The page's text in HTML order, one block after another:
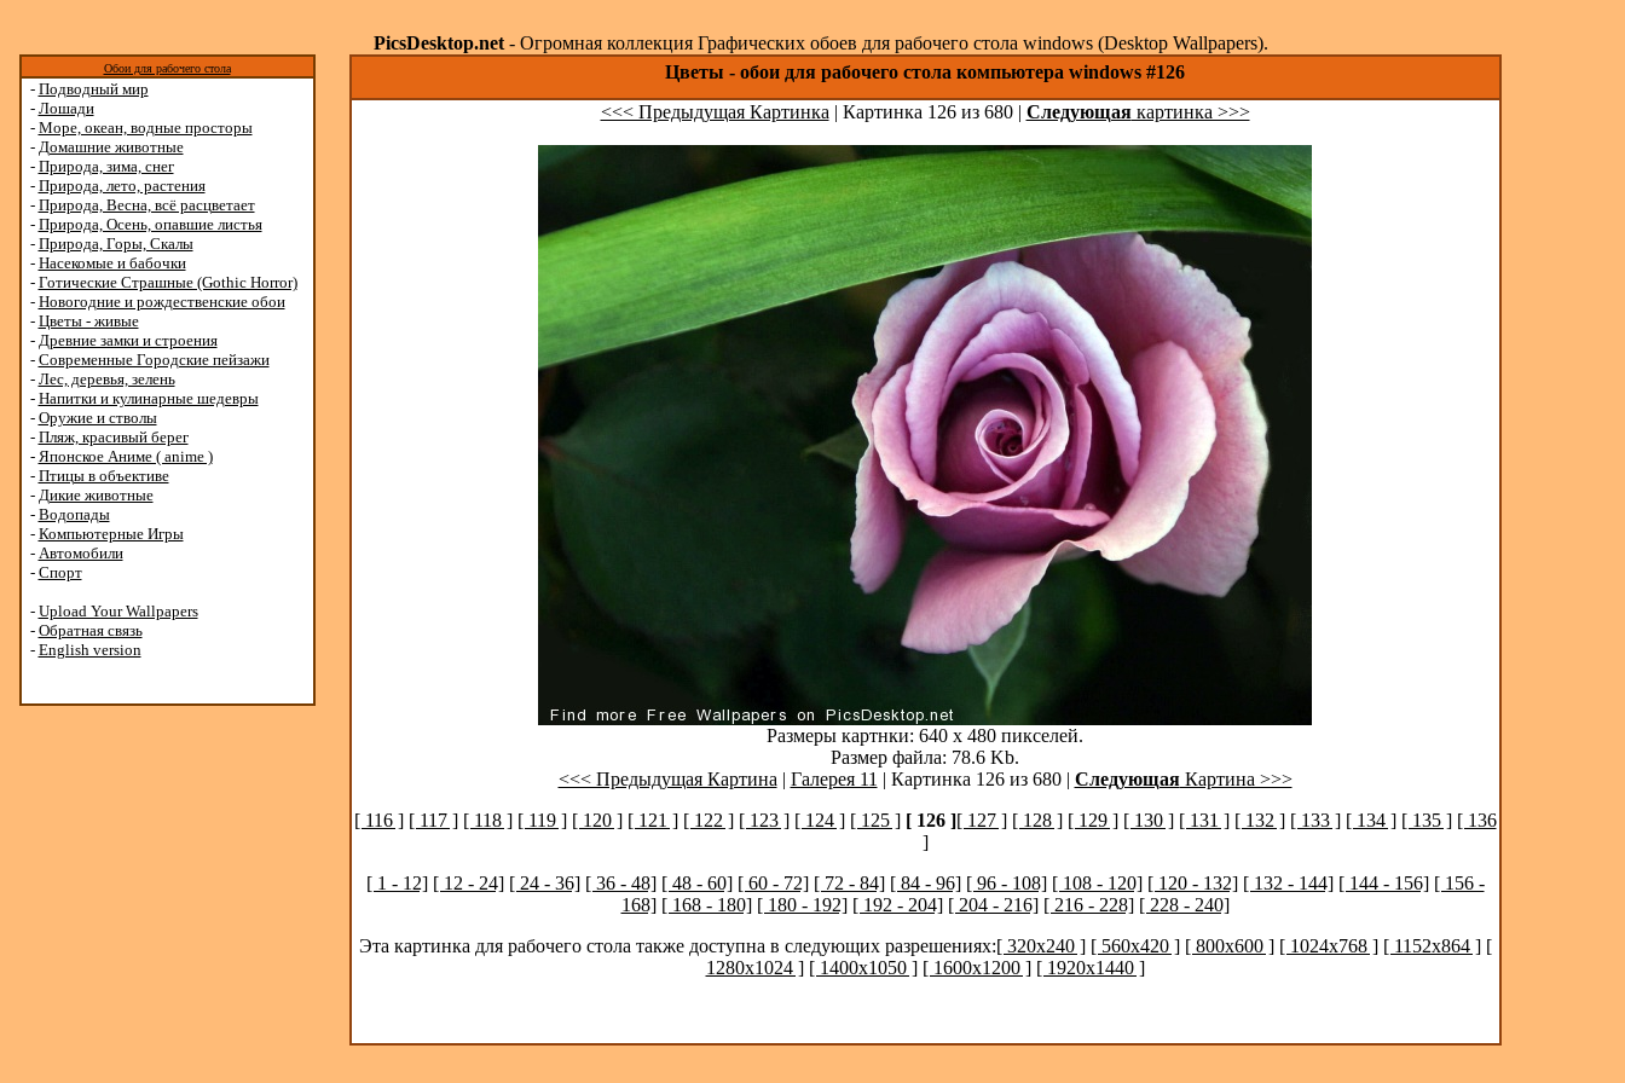
PicsDesktop.net- Огромная коллекция Графических обоев для рабочего стола windows (Desktop Wallpapers).
Обои для рабочего стола
- Подводный мир
- Лошади
- Море, океан, водные просторы
- Домашние животные
- Природа, зима, снег
- Природа, лето, растения
- Природа, Весна, всё расцветает
- Природа, Осень, опавшие листья
- Природа, Горы, Скалы
- Насекомые и бабочки
- Готические Страшные (Gothic Horror)
- Новогодние и рождественские обои
- Цветы - живые
- Древние замки и строения
- Современные Городские пейзажи
- Лес, деревья, зелень
- Напитки и кулинарные шедевры
- Оружие и стволы
- Пляж, красивый берег
- Японское Аниме ( anime )
- Птицы в объективе
- Дикие животные
- Водопады
- Компьютерные Игры
- Автомобили
- Спорт
- Upload Your Wallpapers
- Обратная связь
- English version
Цветы - обои для рабочего стола компьютера windows #126
<<< Предыдущая Картинка | Картинка 126 из 680 | Следующаякартинка >>>
Размеры картнки: 640 x 480 пикселей.
Размер файла: 78.6 Kb.
<<< Предыдущая Картина | Галерея 11 | Картинка 126 из 680 | СледующаяКартина >>>
[ 116 ] [ 117 ] [ 118 ] [ 119 ] [ 120 ] [ 121 ] [ 122 ] [ 123 ] [ 124 ] [ 125 ] [ 126 ][ 127 ] [ 128 ] [ 129 ] [ 130 ] [ 131 ] [ 132 ] [ 133 ] [ 134 ] [ 135 ] [ 136
]
[ 1 - 12] [ 12 - 24] [ 24 - 36] [ 36 - 48] [ 48 - 60] [ 60 - 72] [ 72 - 84] [ 84 - 96] [ 96 - 108] [ 108 - 120] [ 120 - 132] [ 132 - 144] [ 144 - 156] [ 156 -
168] [ 168 - 180] [ 180 - 192] [ 192 - 204] [ 204 - 216] [ 216 - 228] [ 228 - 240]
Эта картинка для рабочего стола также доступна в следующих разрешениях:[ 320x240 ] [ 560x420 ] [ 800x600 ] [ 1024x768 ] [ 1152x864 ] [
1280x1024 ] [ 1400x1050 ] [ 1600x1200 ] [ 1920x1440 ]